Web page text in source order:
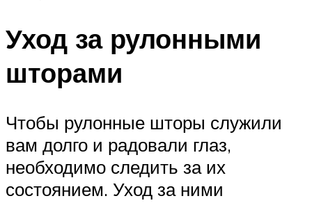
Уход за рулонными
шторами
Чтобы рулонные шторы служили
вам долго и радовали глаз,
необходимо следить за их
состоянием. Уход за ними